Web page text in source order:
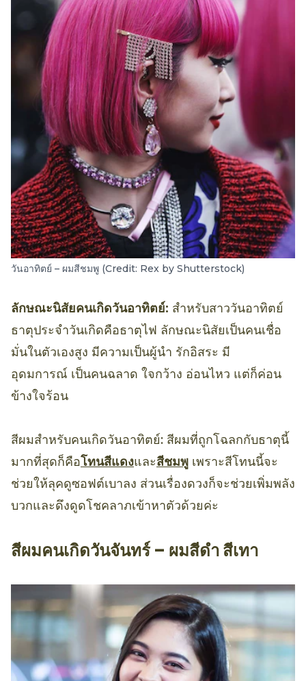
วันอาทิตย์ – ผมสีชมพู (Credit: Rex by Shutterstock)
ลักษณะนิสัยคนเกิดวันอาทิตย์: สำหรับสาววันอาทิตย์
ธาตุประจำวันเกิดคือธาตุไฟ ลักษณะนิสัยเป็นคนเชื่อ
มั่นในตัวเองสูง มีความเป็นผู้นำ รักอิสระ มี
อุดมการณ์ เป็นคนฉลาด ใจกว้าง อ่อนไหว แต่ก็ค่อน
ข้างใจร้อน
สีผมสำหรับคนเกิดวันอาทิตย์: สีผมที่ถูกโฉลกกับธาตุนี้
มากที่สุดก็คือโทนสีแดงและสีชมพู เพราะสีโทนนี้จะ
ช่วยให้ลุคดูซอฟต์เบาลง ส่วนเรื่องดวงก็จะช่วยเพิ่มพลัง
บวกและดึงดูดโชคลาภเข้าหาตัวด้วยค่ะ
สีผมคนเกิดวันจันทร์ – ผมสีดำ สีเทา